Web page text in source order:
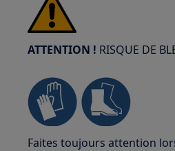
ATTENTION ! RISQUE DE
Faites toujours attention